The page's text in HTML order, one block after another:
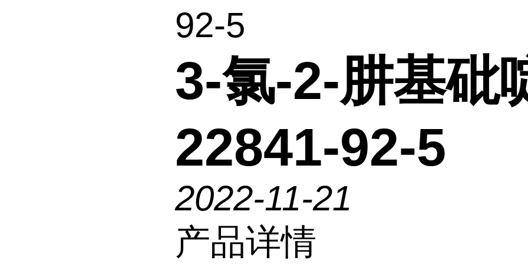
92-5
3-氯-2-肼基砒
22841-92-5
2022-11-21
产品详情